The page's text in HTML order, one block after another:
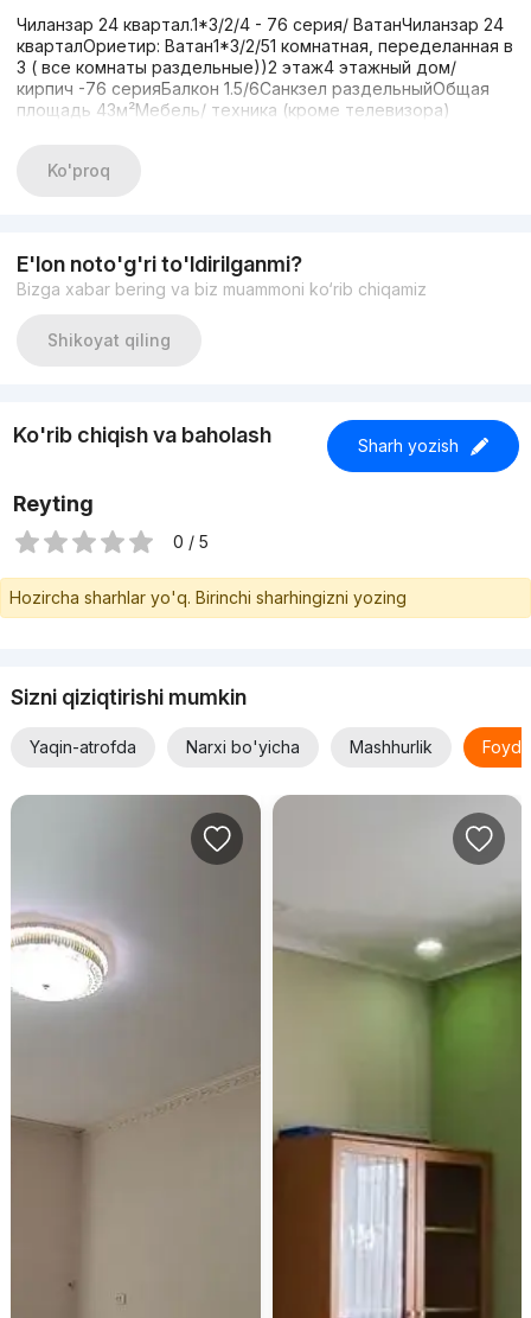
Чиланзар 24 квартал.1*3/2/4 - 76 серия/ ВатанЧиланзар 24
кварталОриетир: Ватан1*3/2/51 комнатная, переделанная в
3 ( все комнаты раздельные))2 этаж4 этажный дом/
кирпич -76 серияБалкон 1.5/6Санкзел раздельныйОбщая
площадь 43м²Мебель/ техника (кроме телевизора)
Ko'proq
E'lon noto'g'ri to'ldirilganmi?
Bizga xabar bering va biz muammoni ko‘rib chiqamiz
Shikoyat qiling
Ko'rib chiqish va baholash Sharh yozish
Reyting
0 / 5
Hozircha sharhlar yo'q. Birinchi sharhingizni yozing
Sizni qiziqtirishi mumkin
Yaqin-atrofda Narxi bo'yicha Mashhurlik